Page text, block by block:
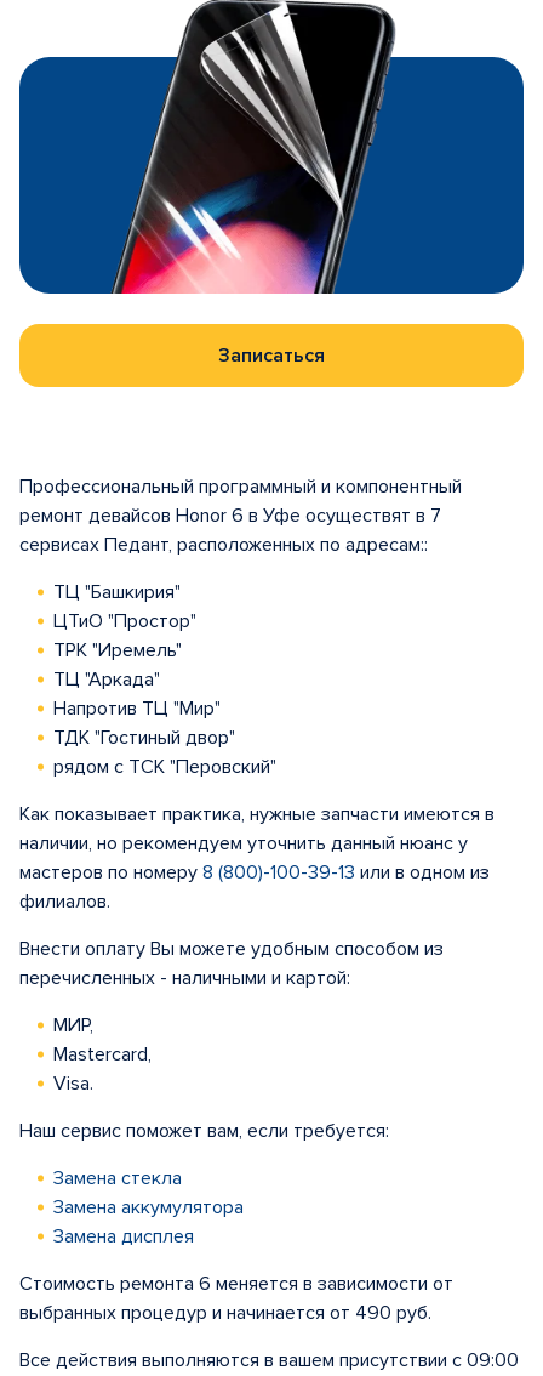
Записаться
Профессиональный программный и компонентный
ремонт девайсов Honor 6 в Уфе осуществят в 7
сервисах Педант, расположенных по адресам::
ТЦ "Башкирия"
ЦТиО "Простор"
ТРК "Иремель"
ТЦ "Аркада"
Напротив ТЦ "Мир"
ТДК "Гостиный двор"
рядом с ТСК "Перовский"
Как показывает практика, нужные запчасти имеются в
наличии, но рекомендуем уточнить данный нюанс у
мастеров по номеру 8 (800)-100-39-13 или в одном из
филиалов.
Внести оплату Вы можете удобным способом из
перечисленных - наличными и картой:
МИР,
Mastercard,
Visa.
Наш сервис поможет вам, если требуется:
Замена стекла
Замена аккумулятора
Замена дисплея
Стоимость ремонта 6 меняется в зависимости от
выбранных процедур и начинается от 490 руб.
Все действия выполняются в вашем присутствии с 09:00